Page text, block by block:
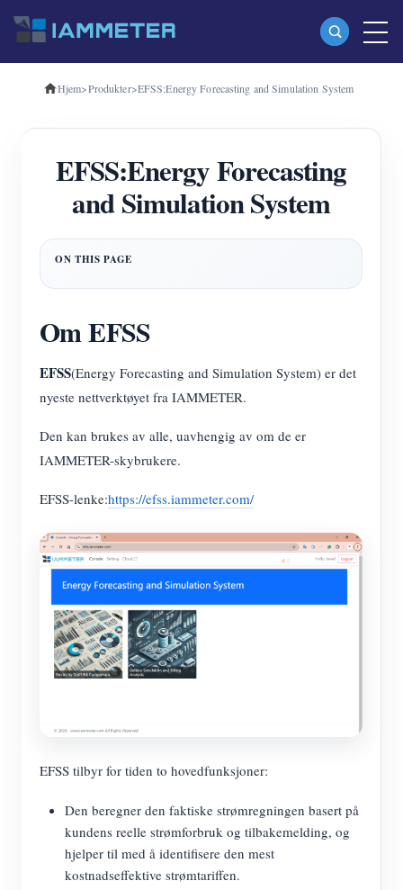
Produkter
Trefase Wi-Fi energimåler (WEM3080T)
Trefase Wi-Fi energimåler (WEM3046T)
Trefase Wi-Fi energimåler (WEM3050T)
Selvbetjent tjeneste
EV lader
IAMMETER Simulator
Virtuell måler
Solar PV System Energy Monitor
Strømforbruksmåler
PV-varmekontrollsystem
Hjemmeautomatisering
butikk
Ressurser
Hurtigstart for produktet
Dokument
FAQ
Nyheter
Samfunnet
Utvikler
Belønningsprogram
Hjem>Produkter>EFSS:Energy Forecasting and Simulation System
EFSS:Energy Forecasting
and Simulation System
Om EFSS
EFSS(Energy Forecasting and Simulation System) er det
nyeste nettverktøyet fra IAMMETER.
Den kan brukes av alle, uavhengig av om de er
IAMMETER-skybrukere.
EFSS-lenke:https://efss.iammeter.com/
EFSS tilbyr for tiden to hovedfunksjoner:
Den beregner den faktiske strømregningen basert på
kundens reelle strømforbruk og tilbakemelding, og
hjelper til med å identifisere den mest
kostnadseffektive strømtariffen.